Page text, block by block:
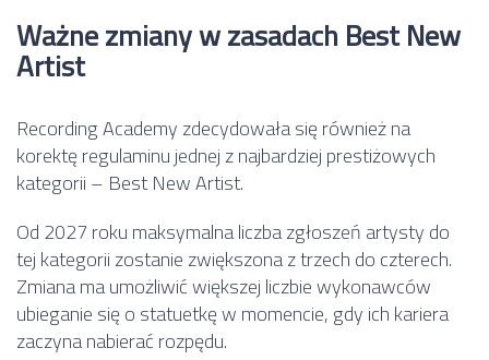
Ważne zmiany w zasadach Best New
Artist
Recording Academy zdecydowała się również na
korektę regulaminu jednej z najbardziej prestiżowych
kategorii – Best New Artist.
Od 2027 roku maksymalna liczba zgłoszeń artysty do
tej kategorii zostanie zwiększona z trzech do czterech.
Zmiana ma umożliwić większej liczbie wykonawców
ubieganie się o statuetkę w momencie, gdy ich kariera
zaczyna nabierać rozpędu.